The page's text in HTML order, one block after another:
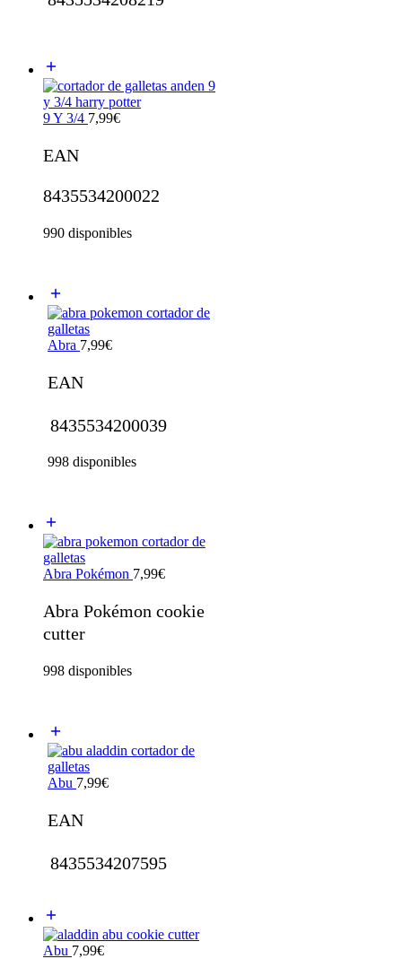
9 Y 3/4 7,99€
EAN
8435534200022
990 disponibles
Abra 7,99€
EAN
8435534200039
998 disponibles
Abra Pokémon 7,99€
Abra Pokémon cookie
cutter
998 disponibles
Abu 7,99€
EAN
8435534207595
Abu 7,99€